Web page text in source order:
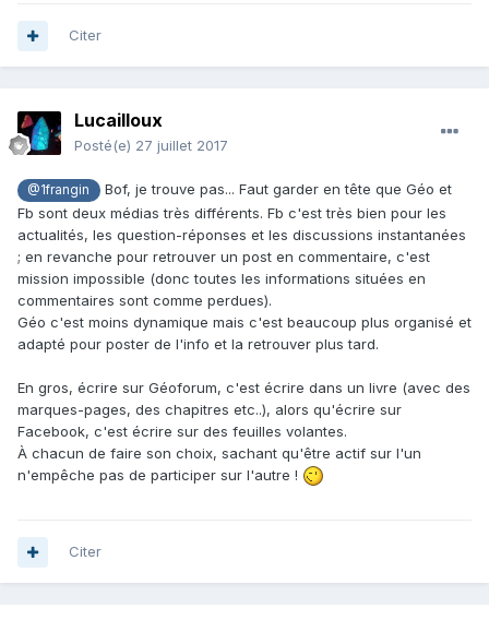
Citer
Lucailloux
Posté(e) 27 juillet 2017
@1frangin
Bof, je trouve pas... Faut garder en tête que Géo et
Fb sont deux médias très différents. Fb c'est très bien pour les
actualités, les question-réponses et les discussions instantanées
; en revanche pour retrouver un post en commentaire, c'est
mission impossible (donc toutes les informations situées en
commentaires sont comme perdues).
Géo c'est moins dynamique mais c'est beaucoup plus organisé et
adapté pour poster de l'info et la retrouver plus tard.
En gros, écrire sur Géoforum, c'est écrire dans un livre (avec des
marques-pages, des chapitres etc..), alors qu'écrire sur
Facebook, c'est écrire sur des feuilles volantes.
À chacun de faire son choix, sachant qu'être actif sur l'un
n'empêche pas de participer sur l'autre !
Citer